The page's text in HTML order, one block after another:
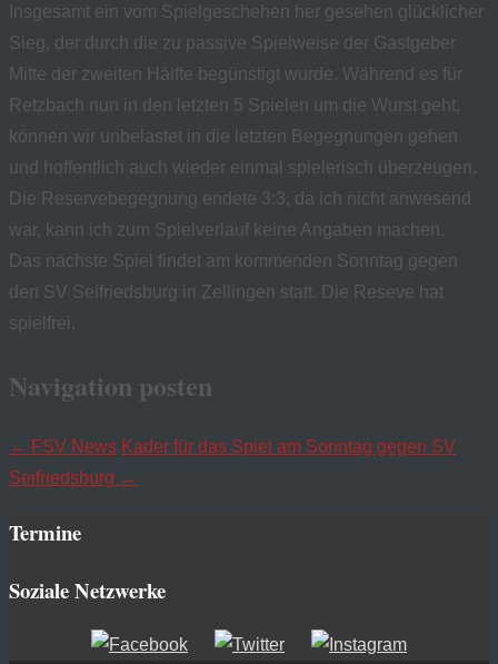
Insgesamt ein vom Spielgeschehen her gesehen glücklicher
Sieg, der durch die zu passive Spielweise der Gastgeber
Mitte der zweiten Hälfte begünstigt wurde. Während es für
Retzbach nun in den letzten 5 Spielen um die Wurst geht,
können wir unbelastet in die letzten Begegnungen gehen
und hoffentlich auch wieder einmal spielerisch überzeugen.
Die Reservebegegnung endete 3:3, da ich nicht anwesend
war, kann ich zum Spielverlauf keine Angaben machen.
Das nächste Spiel findet am kommenden Sonntag gegen
den SV Seifriedsburg in Zellingen statt. Die Reseve hat
spielfrei.
Navigation posten
← FSV News Kader für das Spiel am Sonntag gegen SV
Seifriedsburg →
Termine
Soziale Netzwerke